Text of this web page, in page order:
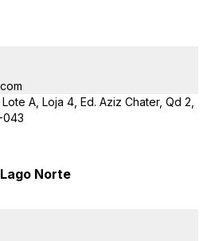
A, Loja 4, Ed. Aziz Chater, Qd 2,
043
Norte